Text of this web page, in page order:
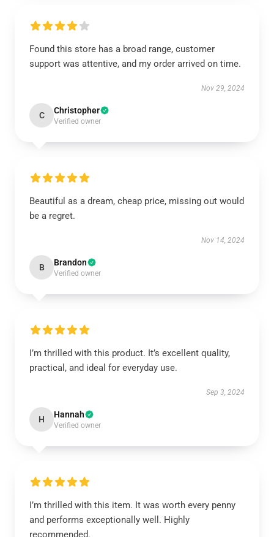
Found this store has a broad range, customer
support was attentive, and my order arrived on time.
Nov 29, 2024
C Christopher
Verified owner
Beautiful as a dream, cheap price, missing out would
be a regret.
Nov 14, 2024
B Brandon
Verified owner
I’m thrilled with this product. It’s excellent quality,
practical, and ideal for everyday use.
Sep 3, 2024
H Hannah
Verified owner
I’m thrilled with this item. It was worth every penny
and performs exceptionally well. Highly
recommended.